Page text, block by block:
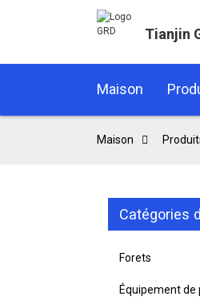
Tianjin
Maison
Maison
Catégories
Forets
Équipement